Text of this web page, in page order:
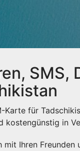
SMS,
Karte für
kostengünstig in
mit Ihren